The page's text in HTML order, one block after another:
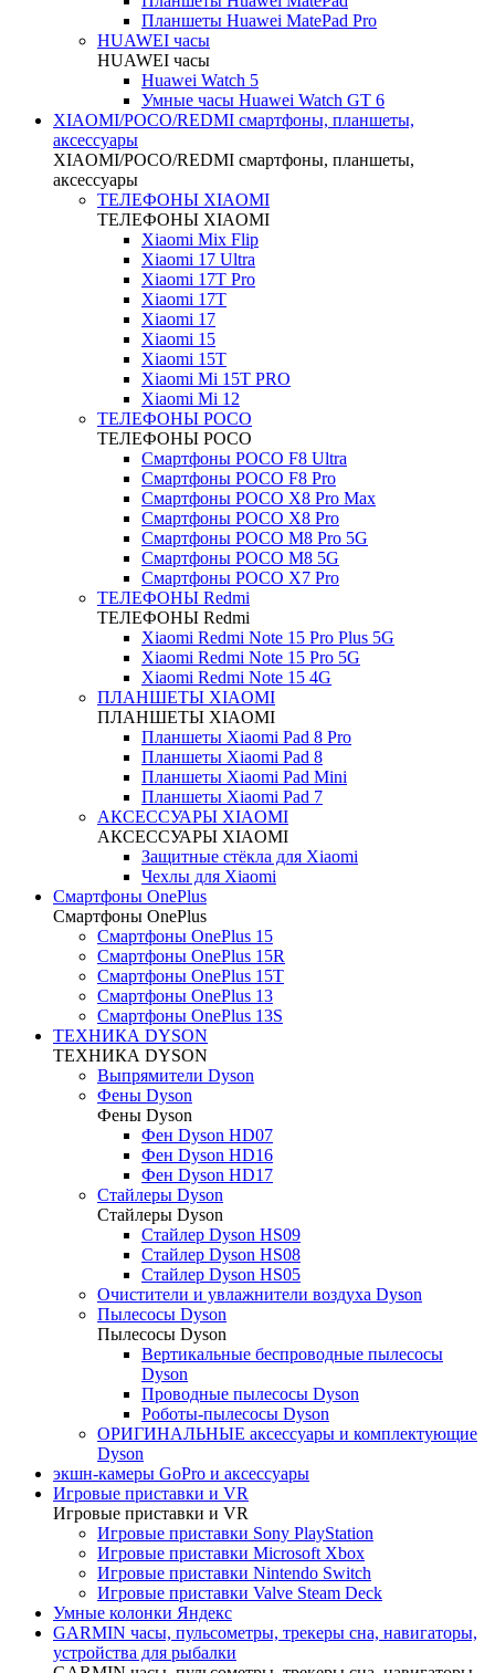
Планшеты Huawei MatePad Pro
HUAWEI часы
HUAWEI часы
Huawei Watch 5
Умные часы Huawei Watch GT 6
XIAOMI/POCO/REDMI cмартфоны, планшеты,
аксессуары
XIAOMI/POCO/REDMI cмартфоны, планшеты,
аксессуары
ТЕЛЕФОНЫ XIAOMI
ТЕЛЕФОНЫ XIAOMI
Xiaomi Mix Flip
Xiaomi 17 Ultra
Xiaomi 17T Pro
Xiaomi 17T
Xiaomi 17
Xiaomi 15
Xiaomi 15T
Xiaomi Mi 15T PRO
Xiaomi Mi 12
ТЕЛЕФОНЫ POCO
ТЕЛЕФОНЫ POCO
Смартфоны POCO F8 Ultra
Смартфоны POCO F8 Pro
Смартфоны POCO X8 Pro Max
Смартфоны POCO X8 Pro
Смартфоны POCO M8 Pro 5G
Смартфоны POCO M8 5G
Смартфоны POCO X7 Pro
ТЕЛЕФОНЫ Redmi
ТЕЛЕФОНЫ Redmi
Xiaomi Redmi Note 15 Pro Plus 5G
Xiaomi Redmi Note 15 Pro 5G
Xiaomi Redmi Note 15 4G
ПЛАНШЕТЫ XIAOMI
ПЛАНШЕТЫ XIAOMI
Планшеты Xiaomi Pad 8 Pro
Планшеты Xiaomi Pad 8
Планшеты Xiaomi Pad Mini
Планшеты Xiaomi Pad 7
АКСЕССУАРЫ XIAOMI
АКСЕССУАРЫ XIAOMI
Защитные стёкла для Xiaomi
Чехлы для Xiaomi
Смартфоны OnePlus
Смартфоны OnePlus
Смартфоны OnePlus 15
Смартфоны OnePlus 15R
Смартфоны OnePlus 15T
Смартфоны OnePlus 13
Смартфоны OnePlus 13S
ТЕХНИКА DYSON
ТЕХНИКА DYSON
Выпрямители Dyson
Фены Dyson
Фены Dyson
Фен Dyson HD07
Фен Dyson HD16
Фен Dyson HD17
Стайлеры Dyson
Стайлеры Dyson
Стайлер Dyson HS09
Стайлер Dyson HS08
Стайлер Dyson HS05
Очистители и увлажнители воздуха Dyson
Пылесосы Dyson
Пылесосы Dyson
Вертикальные беспроводные пылесосы
Dyson
Проводные пылесосы Dyson
Роботы-пылесосы Dyson
ОРИГИНАЛЬНЫЕ аксессуары и комплектующие
Dyson
экшн-камеры GoPro и аксессуары
Игровые приставки и VR
Игровые приставки и VR
Игровые приставки Sony PlayStation
Игровые приставки Microsoft Xbox
Игровые приставки Nintendo Switch
Игровые приставки Valve Steam Deck
Умные колонки Яндекс
GARMIN часы, пульсометры, трекеры сна, навигаторы,
устройства для рыбалки